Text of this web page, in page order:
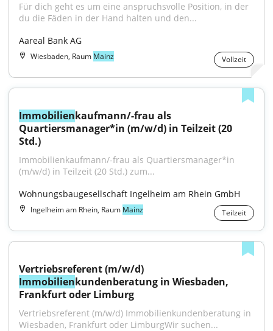
Für dich geht es um eine anspruchsvolle Position, in der
du die Fäden in der Hand halten und den...
Aareal Bank AG
Wiesbaden, Raum Mainz Vollzeit
Immobilienkaufmann/-frau als
Quartiersmanager*in (m/w/d) in Teilzeit (20
Std.)
Immobilienkaufmann/-frau als Quartiersmanager*in
(m⁠/⁠w⁠/⁠d) in Teilzeit (20 Std.) zum...
Wohnungsbaugesellschaft Ingelheim am Rhein GmbH
Ingelheim am Rhein, Raum Mainz Teilzeit
Immobilienkundenberatung in Wiesbaden,
Frankfurt oder Limburg
Vertriebsreferent (m/w/d) Immobilienkundenberatung in
Wiesbaden, Frankfurt oder LimburgWir suchen...